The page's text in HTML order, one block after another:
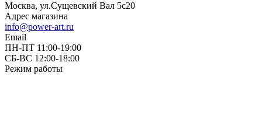
Москва, ул.Сущевский Вал 5с20
Адрес магазина
info@power-art.ru
Email
ПН-ПТ 11:00-19:00
СБ-ВС 12:00-18:00
Режим работы